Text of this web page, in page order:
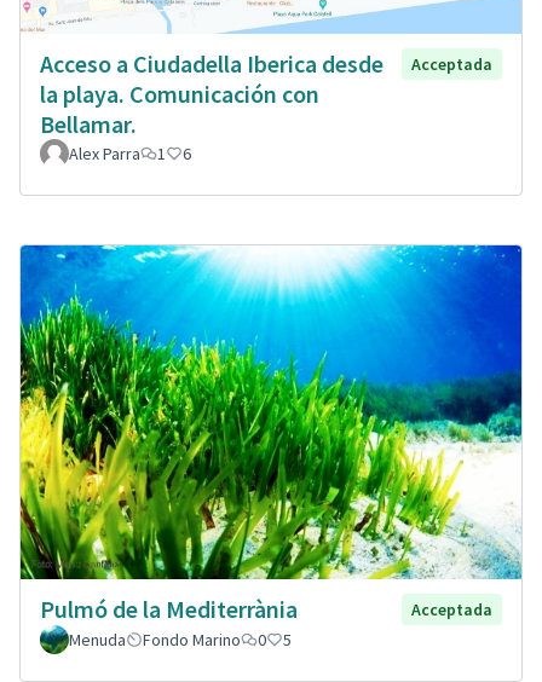
Acceso a Ciudadella Iberica desde
la playa. Comunicación con
Bellamar.
Acceptada
Alex Parra 1 6
Pulmó de la Mediterrània
Acceptada
Menuda
Fondo Marino 0 5